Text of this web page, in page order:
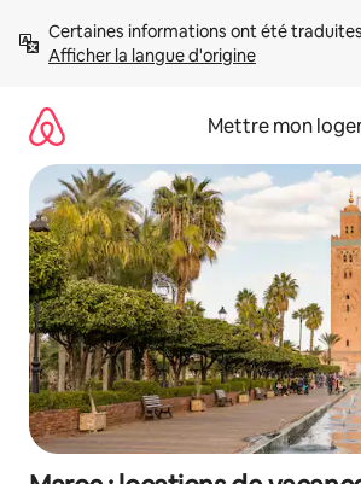
directement
Afficher la langue d'origine
Mettre mon